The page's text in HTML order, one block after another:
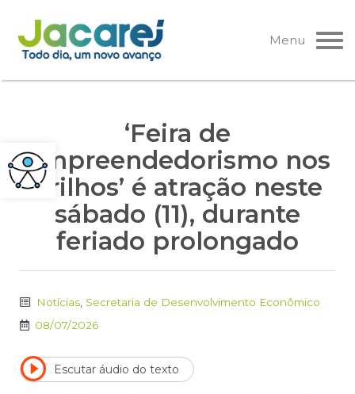
Pular
para
o
Menu
‘Feira de
Empreendedorismo nos
Trilhos’ é atração neste
sábado (11), durante
feriado prolongado
Notícias Secretaria de Desenvolvimento Econômico
08/07/2026
Escutar áudio do texto